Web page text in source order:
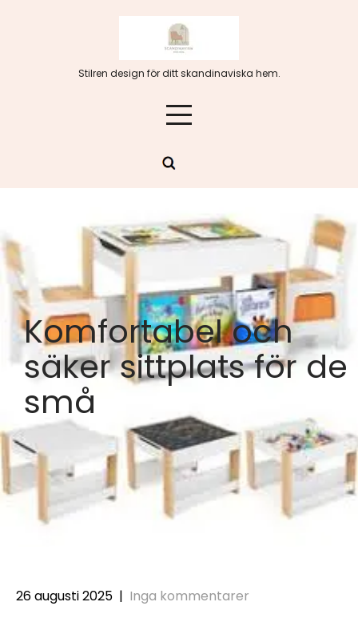
Stilren design för ditt skandinaviska hem.
Komfortabel och
säker sittplats för de
små
26 augusti 2025 | Inga kommentarer